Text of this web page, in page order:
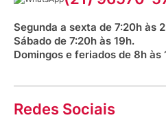
Saúde na praça
Segunda a sexta de 7:20h às
Sábado de 7:20h às 19h.
Domingos e feriados de 8h às
Redes Sociais